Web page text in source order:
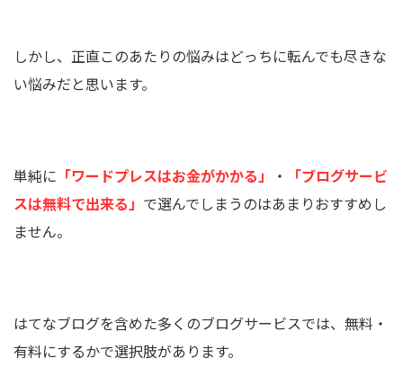
しかし、正直このあたりの悩みはどっちに転んでも尽きな
い悩みだと思います。
単純に 「ワードプレスはお金がかかる」 ・
「ブログサービ
スは無料で出来る」 で選んでしまうのはあまりおすすめし
ません。
はてなブログを含めた多くのブログサービスでは、無料・
有料にするかで選択肢があります。